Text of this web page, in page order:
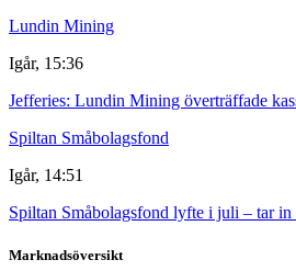
Lundin Mining
Igår, 15:36
Jefferies: Lundin Mining överträffade
Spiltan Småbolagsfond
Igår, 14:51
Spiltan Småbolagsfond lyfte i juli – tar in
Marknadsöversikt